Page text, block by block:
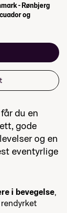
- Rønbjerg
og
du en
gode
og en
eventyrlige
i bevegelse,